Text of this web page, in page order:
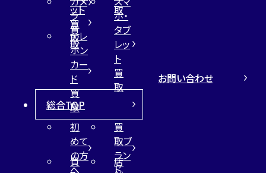
ット
買
取
取
ラ
買
取
ホ・
タブ
レッ
ト
買
取
テレ
ホン
カー
ド
買
取
総合TOP
初
めて
の方
へ
買
取ブ
ラン
ド
買
店
お問い合わせ